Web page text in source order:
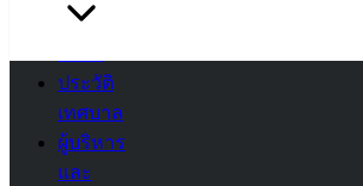
สายตรง
ประวัติ
เทศบาล
ผู้บริหาร
และ